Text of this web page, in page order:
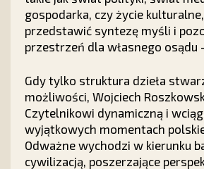
gospodarka, czy życie
przedstawić syntezę myśli i
przestrzeń dla własnego osądu
Gdy tylko struktura dzieła
możliwości, Wojciech
Czytelnikowi dynamiczną i
wyjątkowych momentach
Odważne wychodzi w kierunku
cywilizacją, poszerzające